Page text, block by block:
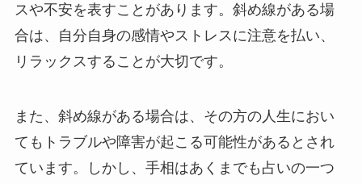
スや不安を表すことがあります。斜め線がある場
合は、自分自身の感情やストレスに注意を払い、
リラックスすることが大切です。
また、斜め線がある場合は、その方の人生におい
てもトラブルや障害が起こる可能性があるとされ
ています。しかし、手相はあくまでも占いの一つ